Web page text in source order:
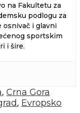
na Fakultetu za
podlogu za
osnivač i glavni
sportskim
i šire.
, Crna Gora
, Evropsko